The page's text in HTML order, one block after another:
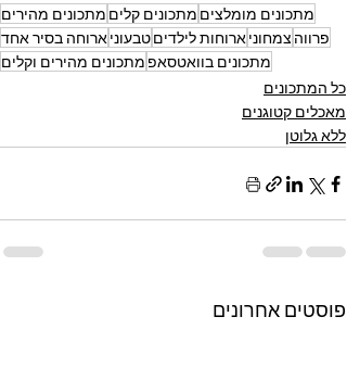
מתכונים מומלצים מתכונים קלים מתכונים מהירים
פרווה צמחוניארוחות לילדיםטבעוניארוחה בסיר אחד
מתכונים בוואטסאפ מתכונים מהירים וקלים
כל המתכונים
מאכלים קטוגנים
ללא גלוטן
פוסטים אחרונים